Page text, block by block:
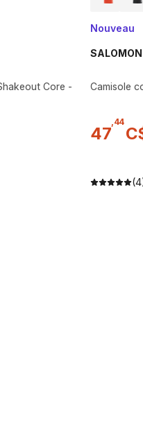
Core ​​-
Nouveau
SALOMON
Camisole
47
,44